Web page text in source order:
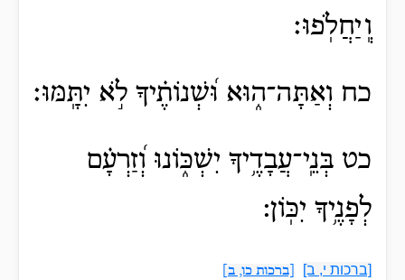
וְֽיַחֲלֹֽפוּ׃
כח וְאַתָּה־ה֑וּא וּ֝שְׁנוֹתֶ֗יךָ לֹ֣א יִתָּֽמּוּ׃
כט בְּנֵֽי־עֲבָדֶ֥יךָ יִשְׁכּ֑וֹנוּ וְ֝זַרְעָ֗ם
לְפָנֶ֥יךָ יִכּֽוֹן:
[ברכות י, ב] [ברכות כו, ב]